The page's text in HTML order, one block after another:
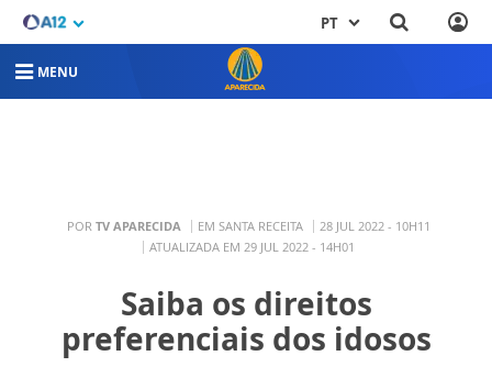
PT
MENU
POR TV APARECIDA EM SANTA RECEITA
28 JUL 2022 - 10H11
ATUALIZADA EM 29 JUL 2022 - 14H01
Saiba os direitos
preferenciais dos idosos